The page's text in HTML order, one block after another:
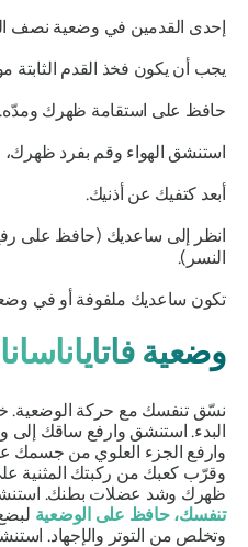
إحدى القدمين في وضعية نصف
يجب أن يكون فخذ القدم الثابتة
حافظ على استقامة ظهرك ومدّه.
استنشق الهواء وقم بفرد ظهرك،
أبعد كتفيك عن أذنيك.
انظر إلى ساعديك (حافظ على
النسر).
تكون ساعديك ملفوفة أو في
وضعية فاتاياناسانا
نسّق تنفسك مع حركة الوضعية. خذ
البدء. استنشق وارفع ساقك إلى
وارفع الجزء العلوي من جسمك
وقرّب كعبك من ركبتك المثنية
ظهرك وشد عضلات بطنك.
تنفسك، حافظ على الوضعيةلبضع
وتخلص من التوتر والإجهاد.